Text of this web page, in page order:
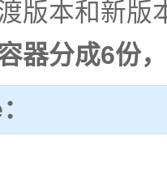
版本和新版
器分成6份